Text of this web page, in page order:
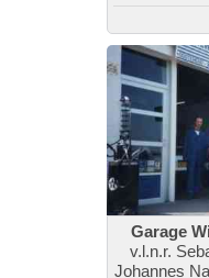
Garage
v.l.n.r.
Johannes